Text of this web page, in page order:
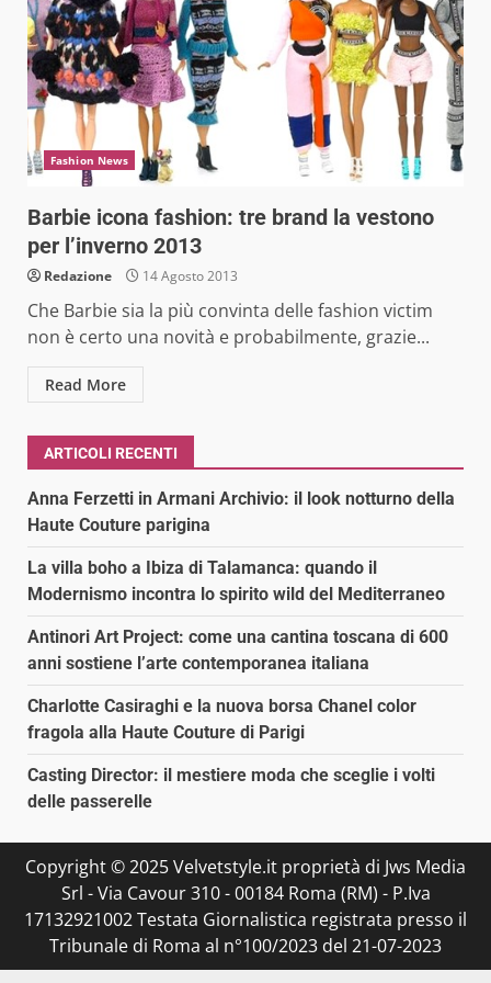
Fashion News
Barbie icona fashion: tre brand la vestono
per l’inverno 2013
Redazione 14 Agosto 2013
Che Barbie sia la più convinta delle fashion victim
non è certo una novità e probabilmente, grazie...
Read More
ARTICOLI RECENTI
Anna Ferzetti in Armani Archivio: il look notturno della
Haute Couture parigina
La villa boho a Ibiza di Talamanca: quando il
Modernismo incontra lo spirito wild del Mediterraneo
Antinori Art Project: come una cantina toscana di 600
anni sostiene l’arte contemporanea italiana
Charlotte Casiraghi e la nuova borsa Chanel color
fragola alla Haute Couture di Parigi
Casting Director: il mestiere moda che sceglie i volti
delle passerelle
Copyright © 2025 Velvetstyle.it proprietà di Jws Media
Srl - Via Cavour 310 - 00184 Roma (RM) - P.Iva
17132921002 Testata Giornalistica registrata presso il
Tribunale di Roma al n°100/2023 del 21-07-2023